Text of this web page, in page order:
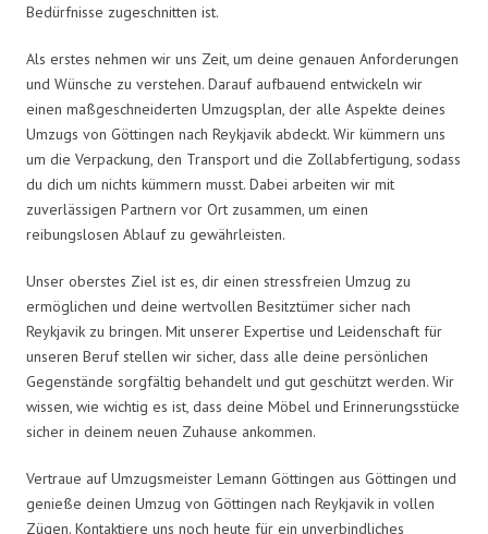
Bedürfnisse zugeschnitten ist.
Als erstes nehmen wir uns Zeit, um deine genauen Anforderungen
und Wünsche zu verstehen. Darauf aufbauend entwickeln wir
einen maßgeschneiderten Umzugsplan, der alle Aspekte deines
Umzugs von Göttingen nach Reykjavik abdeckt. Wir kümmern uns
um die Verpackung, den Transport und die Zollabfertigung, sodass
du dich um nichts kümmern musst. Dabei arbeiten wir mit
zuverlässigen Partnern vor Ort zusammen, um einen
reibungslosen Ablauf zu gewährleisten.
Unser oberstes Ziel ist es, dir einen stressfreien Umzug zu
ermöglichen und deine wertvollen Besitztümer sicher nach
Reykjavik zu bringen. Mit unserer Expertise und Leidenschaft für
unseren Beruf stellen wir sicher, dass alle deine persönlichen
Gegenstände sorgfältig behandelt und gut geschützt werden. Wir
wissen, wie wichtig es ist, dass deine Möbel und Erinnerungsstücke
sicher in deinem neuen Zuhause ankommen.
Vertraue auf Umzugsmeister Lemann Göttingen aus Göttingen und
genieße deinen Umzug von Göttingen nach Reykjavik in vollen
Zügen. Kontaktiere uns noch heute für ein unverbindliches